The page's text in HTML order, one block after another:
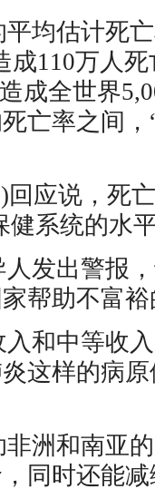
均估计死
成110万人
成全世界
亡率之间
应说，死
健系统的水
发出警报
帮助不富
和中等收
这样的病
洲和南亚
同时还能